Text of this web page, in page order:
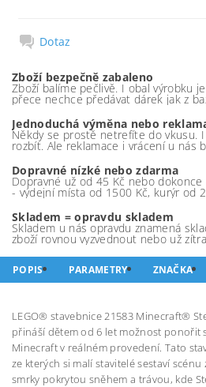
Dotaz
Zboží bezpečně zabaleno
Zboží balíme pečlivě. I obal výrobku
přece nechce předávat dárek jak z
Jednoduchá výměna nebo
Někdy se prostě netrefíte do vkusu.
rozbít. Ale reklamace i vrácení u nás
Dopravné nízké nebo zdarma
Dopravné už od 45 Kč nebo
- výdejní místa od 1500 Kč, kurýr od
Skladem = opravdu skladem
Skladem u nás opravdu znamená
zboží rovnou vyzvednout nebo už
POPIS PARAMETRY ZNAČKA
LEGO® stavebnice 21583 Minecraft®
přináší dětem od 6 let možnost ponořit
Minecraft v reálném provedení. Tato
ze kterých si malí stavitelé sestaví
smrky pokrytou sněhem a trávou, kde